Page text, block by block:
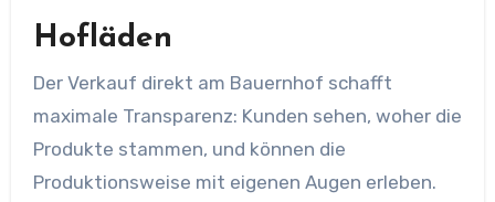
Hofläden
Der Verkauf direkt am Bauernhof schafft
maximale Transparenz: Kunden sehen, woher die
Produkte stammen, und können die
Produktionsweise mit eigenen Augen erleben.